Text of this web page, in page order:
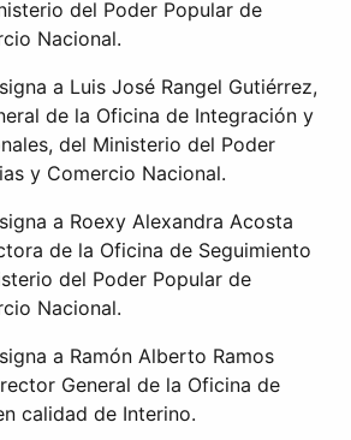
del Poder Popular de
Nacional.
a Luis José Rangel Gutiérrez,
de la Oficina de Integración y
del Ministerio del Poder
y Comercio Nacional.
a Roexy Alexandra Acosta
de la Oficina de Seguimiento
del Poder Popular de
Nacional.
a Ramón Alberto Ramos
General de la Oficina de
calidad de Interino.